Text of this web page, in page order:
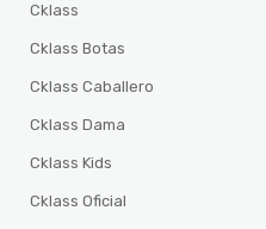
Cklass
Cklass Botas
Cklass Caballero
Cklass Dama
Cklass Kids
Cklass Oficial